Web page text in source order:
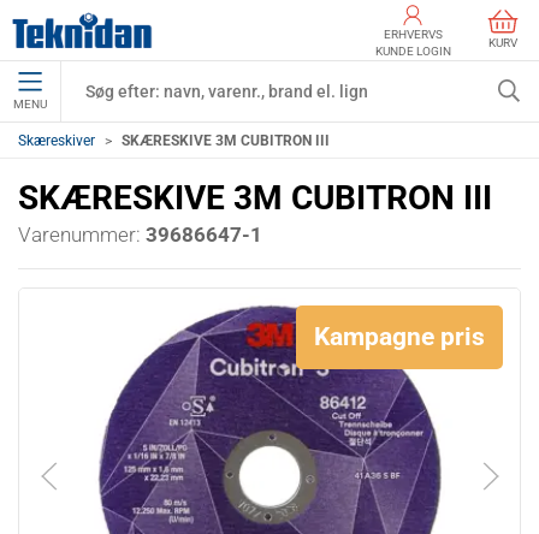
ERHVERVS
KUNDE LOGIN
KURV
MENU
Skæreskiver SKÆRESKIVE 3M CUBITRON III
SKÆRESKIVE 3M CUBITRON III
Varenummer: 39686647-1
Kampagne pris